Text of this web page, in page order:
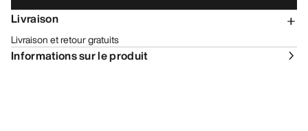
Livraison
Livraison et retour gratuits
Informations sur le produit